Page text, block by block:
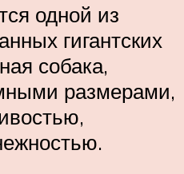
одной из
гигантских
собака,
размерами,